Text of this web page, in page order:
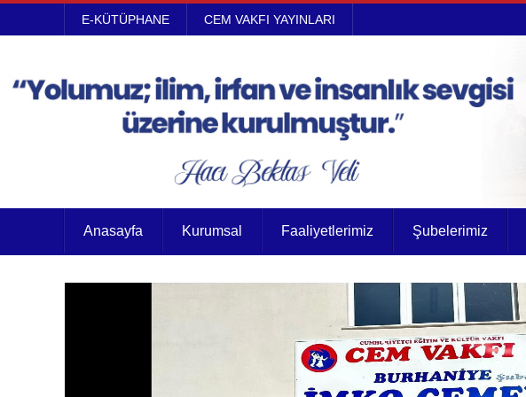
E-KÜTÜPHANE CEM VAKFI YAYINLARI
Anasayfa Kurumsal Faaliyetlerimiz Şubelerimiz